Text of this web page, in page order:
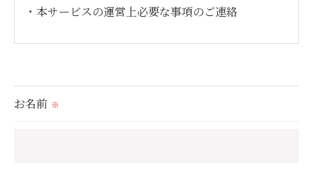
・本サービスの運営上必要な事項のご連絡
られた場合を除き、
お名前 ※